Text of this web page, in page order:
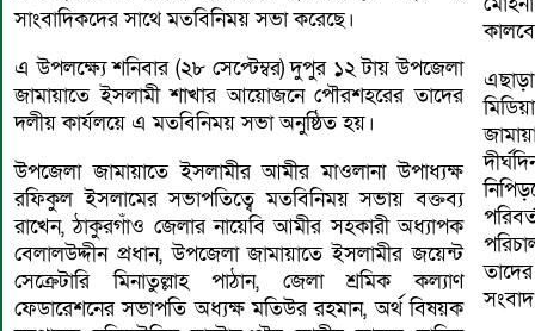
সাংবাদিকদের সাথে মতবিনিময় সভা করেছে।
এ উপলক্ষ্যে শনিবার (২৮ সেপ্টেম্বর) দুপুর ১২ টায় উপজেলা
জামায়াতে ইসলামী শাখার আয়োজনে পৌরশহরের তাদের
দলীয় কার্যলয়ে এ মতবিনিময় সভা অনুষ্ঠিত হয়।
উপজেলা জামায়াতে ইসলামীর আমীর মাওলানা উপাধ্যক্ষ
রফিকুল ইসলামের সভাপতিত্বে মতবিনিময় সভায় বক্তব্য
রাখেন, ঠাকুরগাঁও জেলার নায়েবি আমীর সহকারী অধ্যাপক
বেলালউদ্দীন প্রধান, উপজেলা জামায়াতে ইসলামীর জয়েন্ট
সেক্রেটারি মিনাতুল্লাহ পাঠান, জেলা শ্রমিক কল্যাণ
ফেডারেশনের সভাপতি অধ্যক্ষ মতিউর রহমান, অর্থ বিষয়ক